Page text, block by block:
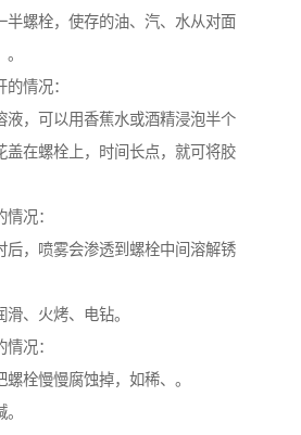
半螺栓，使存的油、汽、水从对面
情况：
液，可以用香蕉水或酒精浸泡半个
盖在螺栓上，时间长点，就可将胶
况：
后，喷雾会渗透到螺栓中间溶解锈
、火烤、电钻。
况：
栓慢慢腐蚀掉，如稀、。